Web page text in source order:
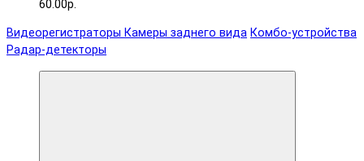
60.00р.
Видеорегистраторы Камеры заднего вида Комбо-устройства
Радар-детекторы